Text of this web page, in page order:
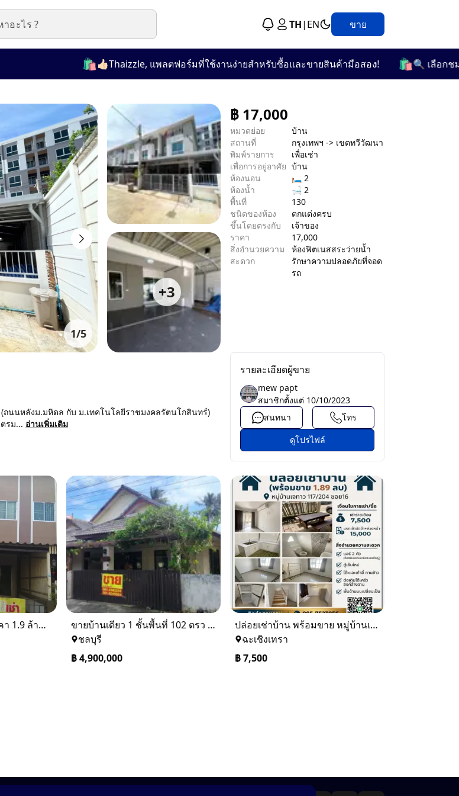
TH| EN ขาย
👍🏻Thaizzle, แพลตฟอร์มที่ใช้งานง่ายสำหรับซื้อและขายสินค้ามือสอง! 🛍️ 🔍 เลือกชมจาก
1/5
+3
฿ 17,000
หมวดย่อย
บ้าน
สถานที่
กรุงเทพฯ -> เขตทวีวัฒนา
พิมพ์รายการ
เพื่อเช่า
เพื่อการอยู่อาศัย บ้าน
ห้องนอน
🛏 2
ห้องน้ำ
🛁 2
พื้นที่
130
ชนิดของห้อง
ตกแต่งครบ
ขึ้นโดยตรงกับ
เจ้าของ
ราคา
17,000
สิ่งอำนวยความ
สะดวก
ห้องฟิตเนสสระว่ายน้ำ
รักษาความปลอดภัยที่จอด
รถ
ถนนหลังม.มหิดล กับ ม.เทคโนโลยีราชมงคลรัตนโกสินทร์)
รม... อ่านเพิ่มเติม
รายละเอียดผู้ขาย
mew papt
สมาชิกตั้งแต่ 10/10/2023
สนทนา
โทร
ดูโปรไฟล์
ขายทาวเฮ้าส์ 2 ชั้น ราคา 1.9 ล้านบาท ที่อยู่ ศรีราชา ชลบุรี
ขายบ้านเดียว 1 ชั้นพื้นที่ 102 ตรว บางละมุง ชลบุรี
ชลบุรี
฿4,900,000
ปล่อยเช่าบ้าน พร้อมขาย หมู่บ้านเจทาว ตำบลแสนภูดาษ
ฉะเชิงเทรา
฿7,500